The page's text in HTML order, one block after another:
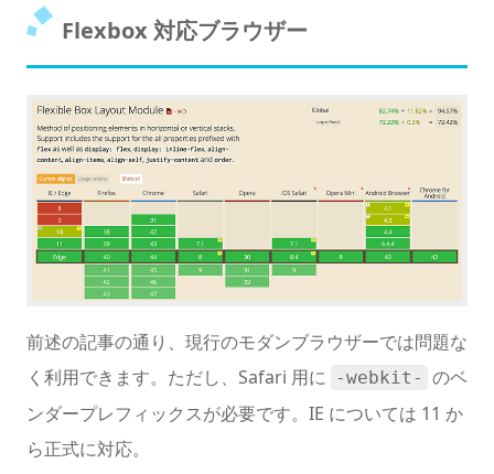
Flexbox 対応ブラウザー
前述の記事の通り、現行のモダンブラウザーでは問題な
く利用できます。ただし、Safari 用に -webkit- のベ
ンダープレフィックスが必要です。IE については 11 か
ら正式に対応。